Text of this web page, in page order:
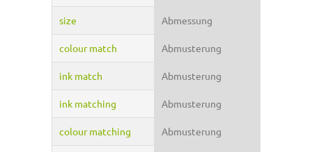
size Abmessung
colour match Abmusterung
ink match Abmusterung
ink matching Abmusterung
colour matching Abmusterung